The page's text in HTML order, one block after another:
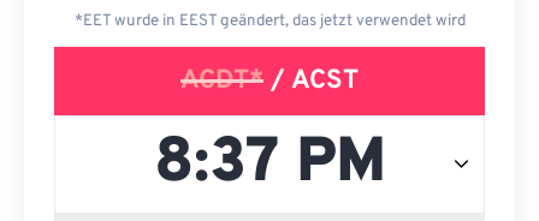
*EET wurde in EEST geändert, das jetzt verwendet wird
ACDT* / ACST